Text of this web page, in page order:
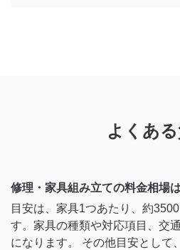
よくあ
修理・家具組み立ての料金相場
目安は、家具1つあたり、約
す。家具の種類や対応項目、交
になります。 その他目安として